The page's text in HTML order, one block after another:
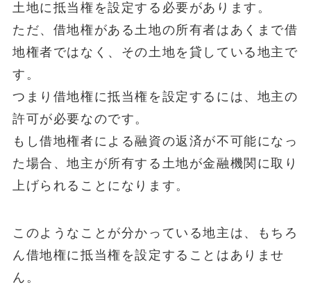
土地に抵当権を設定する必要があります。
ただ、借地権がある土地の所有者はあくまで借
地権者ではなく、その土地を貸している地主で
す。
つまり借地権に抵当権を設定するには、地主の
許可が必要なのです。
もし借地権者による融資の返済が不可能になっ
た場合、地主が所有する土地が金融機関に取り
上げられることになります。
このようなことが分かっている地主は、もちろ
ん借地権に抵当権を設定することはありませ
ん。